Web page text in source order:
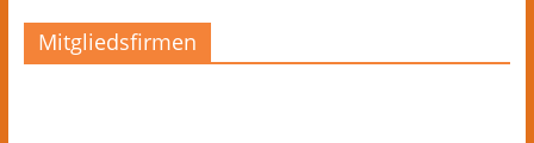
Mitgliedsfirmen